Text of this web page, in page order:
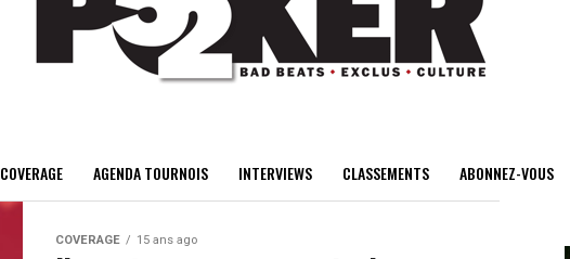
COVERAGE AGENDA TOURNOIS INTERVIEWS CLASSEMENTS ABONNEZ-VOUS
COVERAGE 15 ans ago